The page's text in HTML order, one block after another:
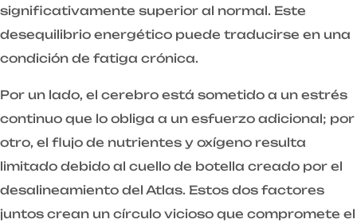
significativamente superior al normal. Este
desequilibrio energético puede traducirse en una
condición de fatiga crónica.
Por un lado, el cerebro está sometido a un estrés
continuo que lo obliga a un esfuerzo adicional; por
otro, el flujo de nutrientes y oxígeno resulta
limitado debido al cuello de botella creado por el
desalineamiento del Atlas. Estos dos factores
juntos crean un círculo vicioso que compromete el